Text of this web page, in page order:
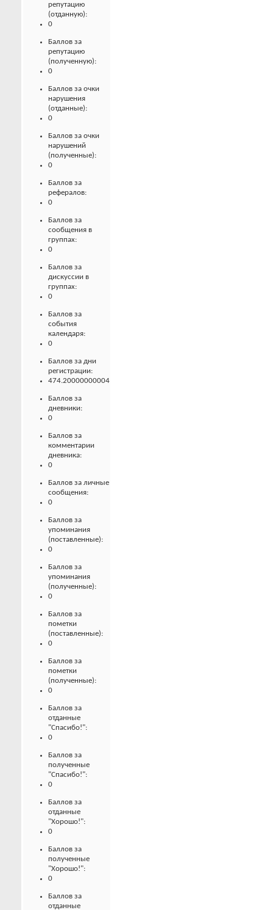
репутацию
(отданную):
0
Баллов за
репутацию
(полученную):
0
Баллов за очки
нарушения
(отданные):
0
Баллов за очки
нарушений
(полученные):
0
Баллов за
рефералов:
0
Баллов за
сообщения в
группах:
0
Баллов за
дискуссии в
группах:
0
Баллов за
события
календаря:
0
Баллов за дни
регистрации:
474.20000000004
Баллов за
дневники:
0
Баллов за
комментарии
дневника:
0
Баллов за личные
сообщения:
0
Баллов за
упоминания
(поставленные):
0
Баллов за
упоминания
(полученные):
0
Баллов за
пометки
(поставленные):
0
Баллов за
пометки
(полученные):
0
Баллов за
отданные
"Спасибо!":
0
Баллов за
полученные
"Спасибо!":
0
Баллов за
отданные
"Хорошо!":
0
Баллов за
полученные
"Хорошо!":
0
Баллов за
отданные